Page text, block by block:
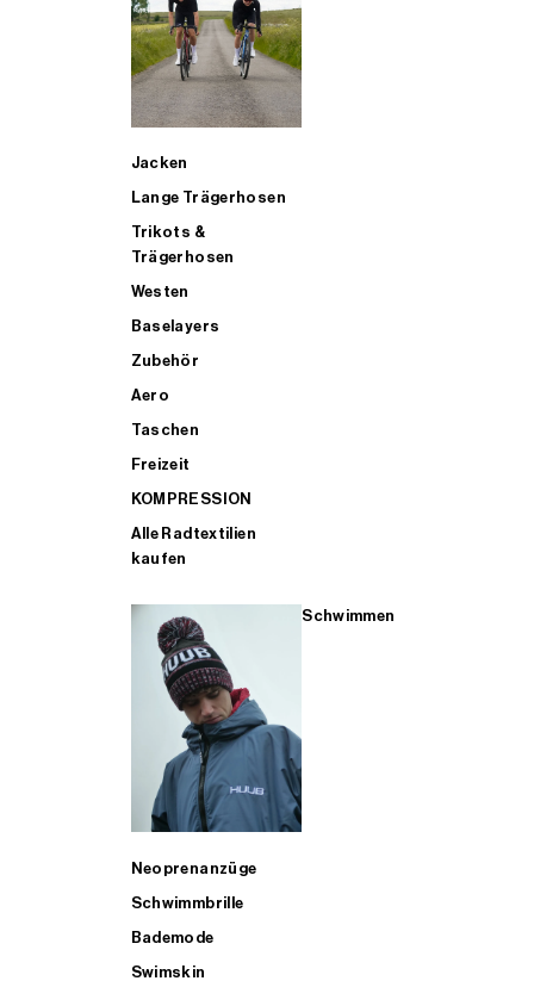
Jacken
Lange Trägerhosen
Trikots &
Trägerhosen
Westen
Baselayers
Zubehör
Aero
Taschen
Freizeit
KOMPRESSION
Alle Radtextilien
kaufen
Schwimmen
Neoprenanzüge
Schwimmbrille
Bademode
Swimskin
ALLE TRIATHLONARTIKEL FÜR MÄNNER KAUFEN